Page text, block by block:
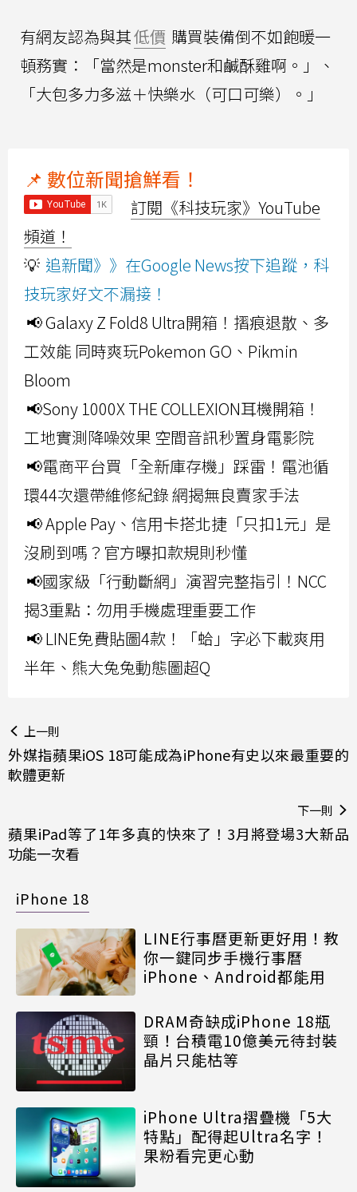
有網友認為與其低價 購買裝備倒不如飽暖一
頓務實：「當然是monster和鹹酥雞啊。」、
「大包多力多滋＋快樂水（可口可樂）。」
📌 數位新聞搶鮮看！
訂閱《科技玩家》YouTube
頻道！
💡 追新聞》》在Google News按下追蹤，科
技玩家好文不漏接！
📢 Galaxy Z Fold8 Ultra開箱！摺痕退散、多
工效能 同時爽玩Pokemon GO、Pikmin
Bloom
📢Sony 1000X THE COLLEXION耳機開箱！
工地實測降噪效果 空間音訊秒置身電影院
📢電商平台買「全新庫存機」踩雷！電池循
環44次還帶維修紀錄 網揭無良賣家手法
📢 Apple Pay、信用卡搭北捷「只扣1元」是
沒刷到嗎？官方曝扣款規則秒懂
📢國家級「行動斷網」演習完整指引！NCC
揭3重點：勿用手機處理重要工作
📢 LINE免費貼圖4款！「蛤」字必下載爽用
半年、熊大兔兔動態圖超Q
上一則
外媒指蘋果iOS 18可能成為iPhone有史以來最重要的
軟體更新
下一則
蘋果iPad等了1年多真的快來了！3月將登場3大新品
功能一次看
iPhone 18
LINE行事曆更新更好用！教
你一鍵同步手機行事曆
iPhone、Android都能用
DRAM奇缺成iPhone 18瓶
頸！台積電10億美元待封裝
晶片只能枯等
iPhone Ultra摺疊機「5大
特點」配得起Ultra名字！
果粉看完更心動